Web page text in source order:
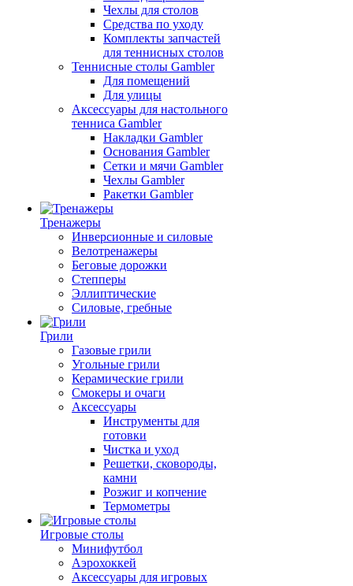
Чехлы для столов
Средства по уходу
Комплекты запчастей
для теннисных столов
Теннисные столы Gambler
Для помещений
Для улицы
Аксессуары для настольного
тенниса Gambler
Накладки Gambler
Основания Gambler
Сетки и мячи Gambler
Чехлы Gambler
Ракетки Gambler
Тренажеры
Инверсионные и силовые
Велотренажеры
Беговые дорожки
Степперы
Эллиптические
Силовые, гребные
Грили
Газовые грили
Угольные грили
Керамические грили
Смокеры и очаги
Аксессуары
Инструменты для
готовки
Чистка и уход
Решетки, сковороды,
камни
Розжиг и копчение
Термометры
Игровые столы
Минифутбол
Аэрохоккей
Аксессуары для игровых